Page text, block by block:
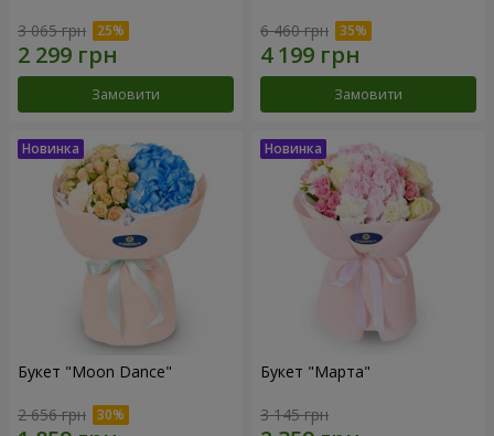
3 065 грн
Замовити
6 460 грн
Замовити
Букет "Moon Dance"
2 656 грн
Букет "Марта"
3 145 грн